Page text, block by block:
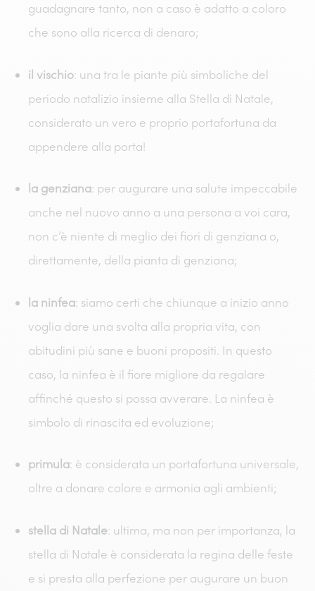
guadagnare tanto, non a caso è adatto a coloro
che sono alla ricerca di denaro;
il vischio: una tra le piante più simboliche del
periodo natalizio insieme alla Stella di Natale,
considerato un vero e proprio portafortuna da
appendere alla porta!
la genziana: per augurare una salute impeccabile
anche nel nuovo anno a una persona a voi cara,
non c’è niente di meglio dei fiori di genziana o,
direttamente, della pianta di genziana;
la ninfea: siamo certi che chiunque a inizio anno
voglia dare una svolta alla propria vita, con
abitudini più sane e buoni propositi. In questo
caso, la ninfea è il fiore migliore da regalare
affinché questo si possa avverare. La ninfea è
simbolo di rinascita ed evoluzione;
primula: è considerata un portafortuna universale,
oltre a donare colore e armonia agli ambienti;
stella di Natale: ultima, ma non per importanza, la
stella di Natale è considerata la regina delle feste
e si presta alla perfezione per augurare un buon